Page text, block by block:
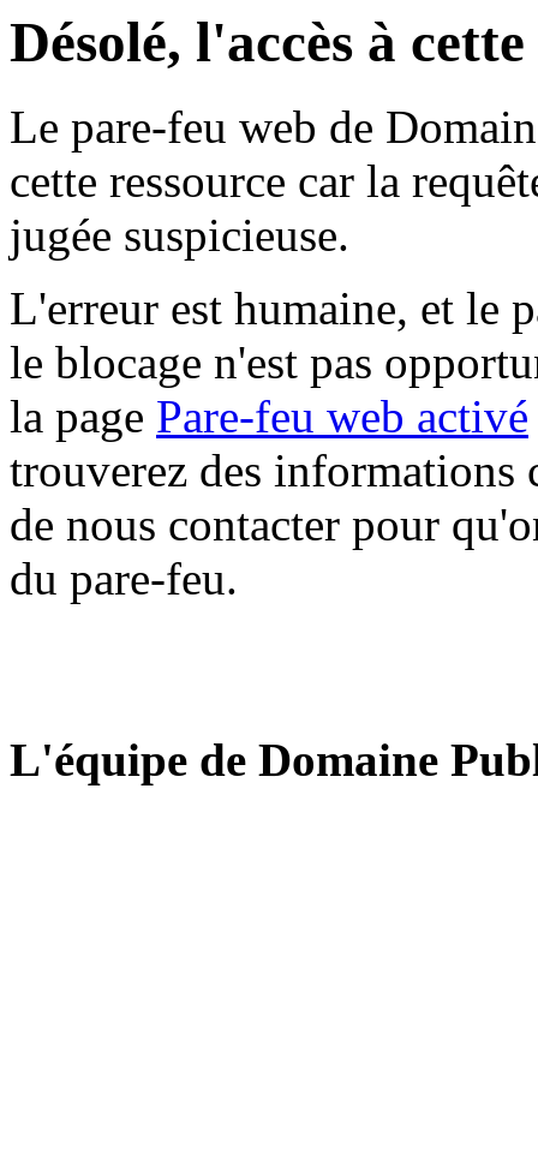
Désolé, l'accès à
Le pare-feu web de
cette ressource car la
jugée suspicieuse.
L'erreur est humaine, et le
le blocage n'est pas
la page Pare-feu web activé
trouverez des informations
de nous contacter pour
du pare-feu.
L'équipe de Domaine